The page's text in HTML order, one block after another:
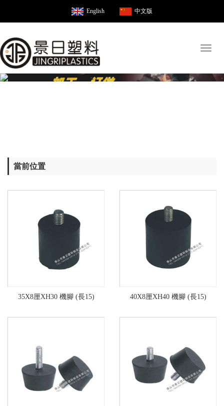
English 中文版
當前位置
35X8厘XH30 機腳 (長15) 40X8厘XH40 機腳 (長15)